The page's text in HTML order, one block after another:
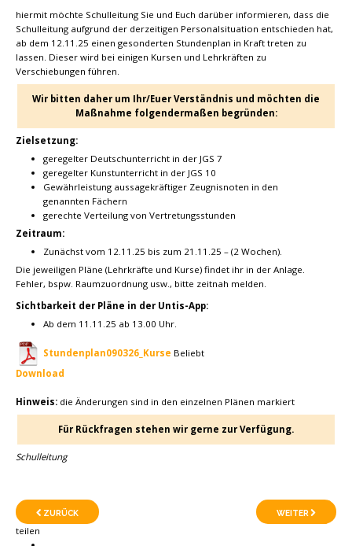
Mitwirkung
Kontakt
hiermit möchte Schulleitung Sie und Euch darüber informieren, dass die
Schulleitung aufgrund der derzeitigen Personalsituation entschieden hat,
ab dem 12.11.25 einen gesonderten Stundenplan in Kraft treten zu
lassen. Dieser wird bei einigen Kursen und Lehrkräften zu
Verschiebungen führen.
Wir bitten daher um Ihr/Euer Verständnis und möchten die
Maßnahme folgendermaßen begründen:
Zielsetzung:
geregelter Deutschunterricht in der JGS 7
geregelter Kunstunterricht in der JGS 10
Gewährleistung aussagekräftiger Zeugnisnoten in den
genannten Fächern
gerechte Verteilung von Vertretungsstunden
Zeitraum:
Zunächst vom 12.11.25 bis zum 21.11.25 – (2 Wochen).
Die jeweiligen Pläne (Lehrkräfte und Kurse) findet ihr in der Anlage.
Fehler, bspw. Raumzuordnung usw., bitte zeitnah melden.
Sichtbarkeit der Pläne in der Untis-App:
Ab dem 11.11.25 ab 13.00 Uhr.
Stundenplan090326_Kurse Beliebt
Download
Hinweis: die Änderungen sind in den einzelnen Plänen markiert
Für Rückfragen stehen wir gerne zur Verfügung.
Schulleitung
ZURÜCK WEITER
teilen